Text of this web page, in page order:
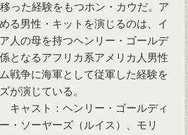
った経験をもつホン・カウだ。ア
る男性・キットを演じるのは、イ
人の母を持つヘンリー・ゴールデ
となるアフリカ系アメリカ人男性
戦争に海軍として従軍した経験を
が演じている。
キャスト：ヘンリー・ゴールディ
・ソーヤーズ（ルイス）、モリ